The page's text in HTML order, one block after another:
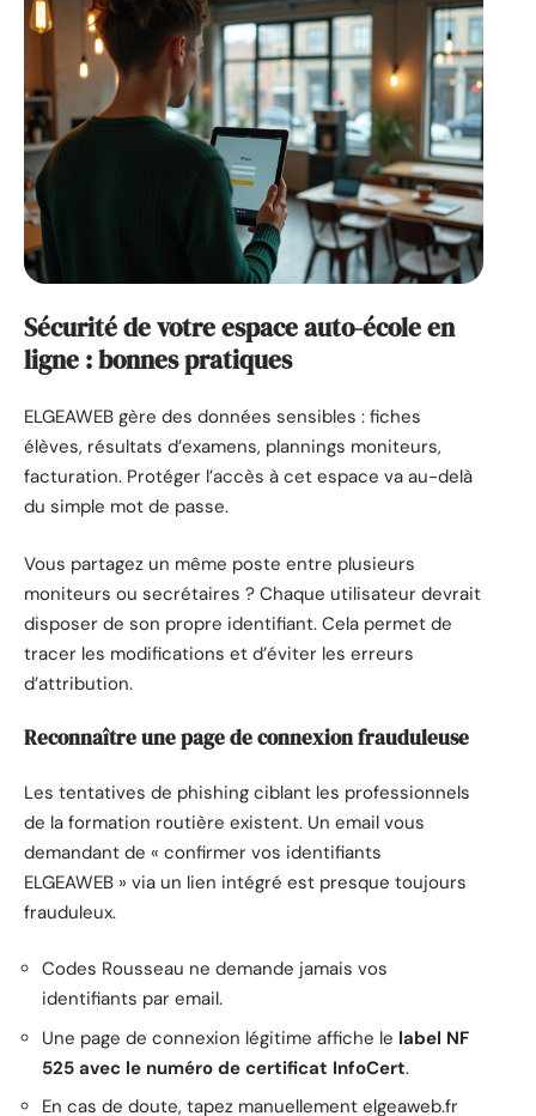
Sécurité de votre espace auto-école en
ligne : bonnes pratiques
ELGEAWEB gère des données sensibles : fiches
élèves, résultats d’examens, plannings moniteurs,
facturation. Protéger l’accès à cet espace va au-delà
du simple mot de passe.
Vous partagez un même poste entre plusieurs
moniteurs ou secrétaires ? Chaque utilisateur devrait
disposer de son propre identifiant. Cela permet de
tracer les modifications et d’éviter les erreurs
d’attribution.
Reconnaître une page de connexion frauduleuse
Les tentatives de phishing ciblant les professionnels
de la formation routière existent. Un email vous
demandant de « confirmer vos identifiants
ELGEAWEB » via un lien intégré est presque toujours
frauduleux.
Codes Rousseau ne demande jamais vos
identifiants par email.
Une page de connexion légitime affiche le label NF
525 avec le numéro de certificat InfoCert.
En cas de doute, tapez manuellement elgeaweb.fr